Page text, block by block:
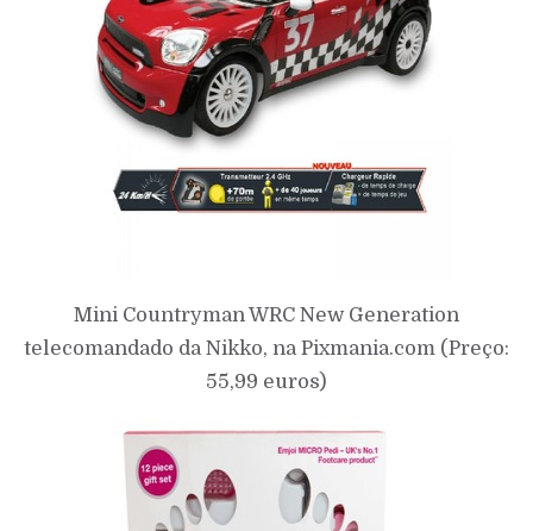
Mini Countryman WRC New Generation
telecomandado da Nikko, na Pixmania.com (Preço:
55,99 euros)